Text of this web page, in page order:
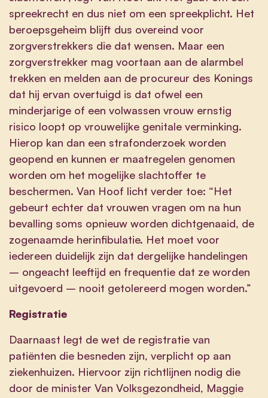
spreekrecht en dus niet om een spreekplicht. Het
beroepsgeheim blijft dus overeind voor
zorgverstrekkers die dat wensen. Maar een
zorgverstrekker mag voortaan aan de alarmbel
trekken en melden aan de procureur des Konings
dat hij ervan overtuigd is dat ofwel een
minderjarige of een volwassen vrouw ernstig
risico loopt op vrouwelijke genitale verminking.
Hierop kan dan een strafonderzoek worden
geopend en kunnen er maatregelen genomen
worden om het mogelijke slachtoffer te
beschermen. Van Hoof licht verder toe: “Het
gebeurt echter dat vrouwen vragen om na hun
bevalling soms opnieuw worden dichtgenaaid, de
zogenaamde herinfibulatie. Het moet voor
iedereen duidelijk zijn dat dergelijke handelingen
– ongeacht leeftijd en frequentie dat ze worden
uitgevoerd – nooit getolereerd mogen worden.”
Registratie
Daarnaast legt de wet de registratie van
patiënten die besneden zijn, verplicht op aan
ziekenhuizen. Hiervoor zijn richtlijnen nodig die
door de minister Van Volksgezondheid, Maggie